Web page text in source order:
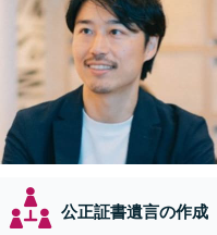
公正証書遺言の作成